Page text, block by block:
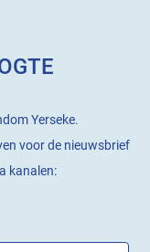
Yerseke.
voor de nieuwsbrief
kanalen: